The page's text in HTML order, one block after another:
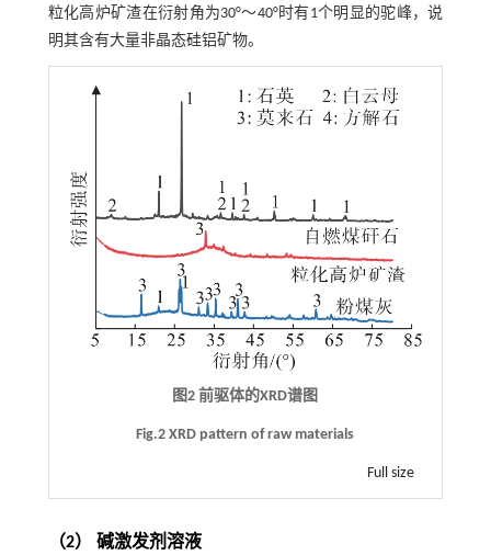
粒化高炉矿渣在衍射角为30°～40°时有1个明显的驼峰，说
明其含有大量非晶态硅铝矿物。
图2 前驱体的XRD谱图
Fig.2 XRD pattern of raw materials
Full size
（2） 碱激发剂溶液